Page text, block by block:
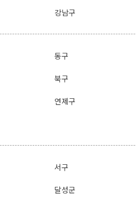
강남구
동구
북구
연제구
서구
달성군